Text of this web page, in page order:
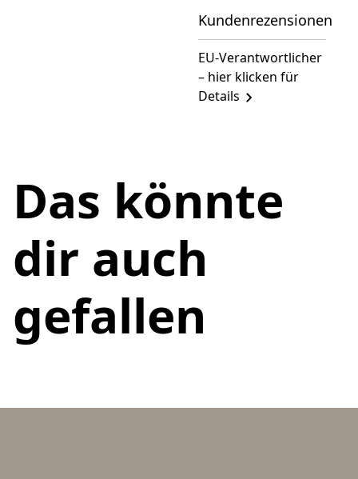
Kundenrezensionen
EU-Verantwortlicher
– hier klicken für
Details
Das könnte
dir auch
gefallen